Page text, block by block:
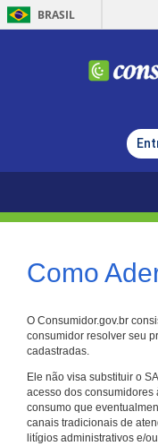
BRASIL
Como
O Consumidor.gov.br
consumidor resolver seu
cadastradas.
Ele não visa substituir o
acesso dos consumidores
consumo que
canais tradicionais de
litígios administrativos e/